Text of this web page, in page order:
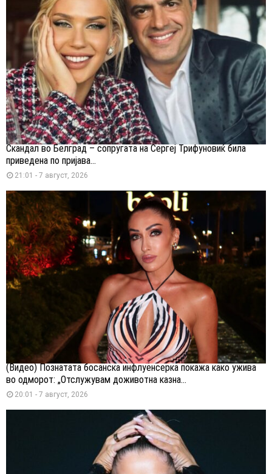
Скандал во Белград – сопругата на Сергеј Трифуновиќ била
приведена по пријава...
21:01 - 7 август, 2026
(Видео) Познатата босанска инфлуенсерка покажа како ужива
во одморот: „Отслужувам доживотна казна...
20:01 - 7 август, 2026